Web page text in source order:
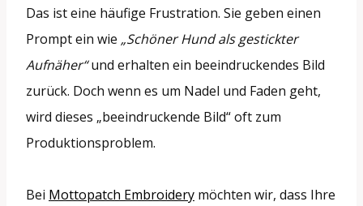
Das ist eine häufige Frustration. Sie geben einen
Prompt ein wie „Schöner Hund als gestickter
Aufnäher“und erhalten ein beeindruckendes Bild
zurück. Doch wenn es um Nadel und Faden geht,
wird dieses „beeindruckende Bild“ oft zum
Produktionsproblem.
Bei Mottopatch Embroidery möchten wir, dass Ihre